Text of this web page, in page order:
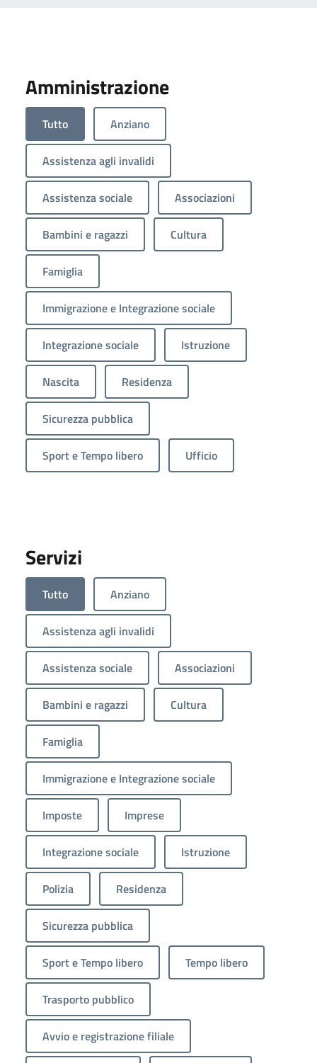
Amministrazione
Tutto Anziano
Assistenza agli invalidi
Assistenza sociale Associazioni
Bambini e ragazzi Cultura
Famiglia
Immigrazione e Integrazione sociale
Integrazione sociale Istruzione
Nascita Residenza
Sicurezza pubblica
Sport e Tempo libero Ufficio
Servizi
Tutto Anziano
Assistenza agli invalidi
Assistenza sociale Associazioni
Bambini e ragazzi Cultura
Famiglia
Immigrazione e Integrazione sociale
Imposte Imprese
Integrazione sociale Istruzione
Polizia Residenza
Sicurezza pubblica
Sport e Tempo libero Tempo libero
Trasporto pubblico
Avvio e registrazione filiale